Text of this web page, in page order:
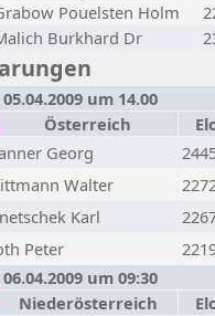
Pouelsten Holm
Burkhard Dr
um 14.00
Österreich
Georg
Walter
Karl
Peter
um 09:30
Niederösterreich